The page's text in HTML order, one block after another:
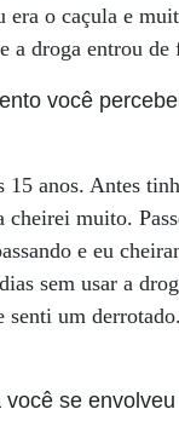
era o caçula e
a droga entrou
você
15 anos. Antes
muito.
e eu
sem usar a
senti um
se